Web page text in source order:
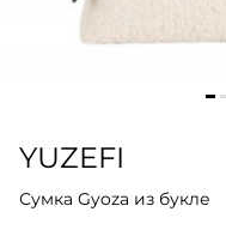
YUZEFI
Сумка Gyoza из букле